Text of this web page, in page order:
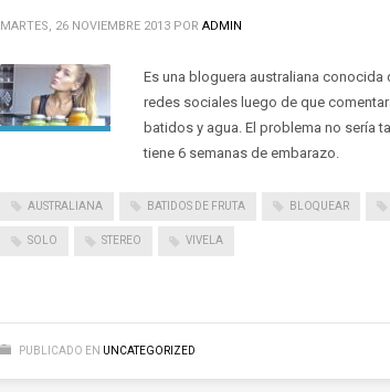
MARTES, 26 NOVIEMBRE 2013 POR ADMIN
Es una bloguera australiana
redes sociales luego de que
batidos y agua. El problema no sería
tiene 6 semanas de embarazo.
AUSTRALIANA BATIDOS DE FRUTA BLOQUEAR
SOLO STEREO VIVELA
PUBLICADO EN UNCATEGORIZED